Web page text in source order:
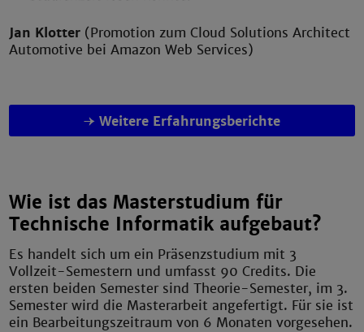
Jan Klotter (Promotion zum Cloud Solutions Architect
Automotive bei Amazon Web Services)
Weitere Erfahrungsberichte
Wie ist das Masterstudium für
Technische Informatik aufgebaut?
Es handelt sich um ein Präsenzstudium mit 3
Vollzeit-Semestern und umfasst 90 Credits. Die
ersten beiden Semester sind Theorie-Semester, im 3.
Semester wird die Masterarbeit angefertigt. Für sie ist
ein Bearbeitungszeitraum von 6 Monaten vorgesehen.